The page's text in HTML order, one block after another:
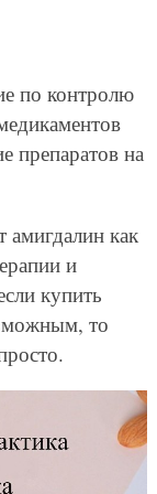
по контролю
препаратов на
амигдалин как
и
купить
то